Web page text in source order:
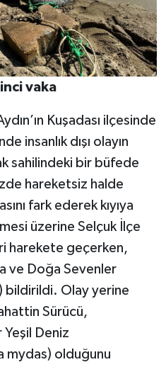
vaka
Kuşadası ilçesinde
insanlık dışı olayın
sahilindeki bir büfede
hareketsiz halde
fark ederek kıyıya
üzerine Selçuk İlçe
harekete geçerken,
ve Doğa Sevenler
bildirildi. Olay yerine
Sürücü,
Yeşil Deniz
mydas) olduğunu